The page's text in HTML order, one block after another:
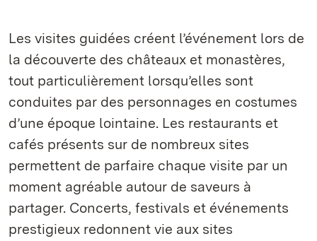
Les visites guidées créent l’événement lors de
la découverte des châteaux et monastères,
tout particulièrement lorsqu’elles sont
conduites par des personnages en costumes
d’une époque lointaine. Les restaurants et
cafés présents sur de nombreux sites
permettent de parfaire chaque visite par un
moment agréable autour de saveurs à
partager. Concerts, festivals et événements
prestigieux redonnent vie aux sites